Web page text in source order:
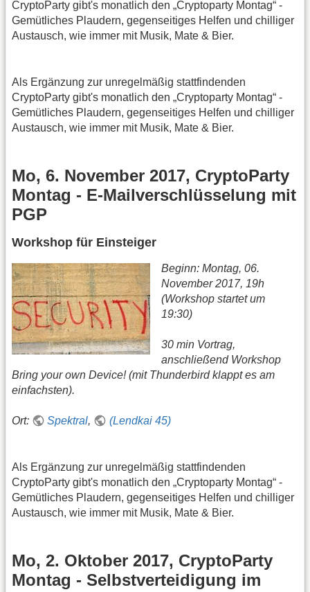
CryptoParty gibt's monatlich den „Cryptoparty Montag“ -
Gemütliches Plaudern, gegenseitiges Helfen und chilliger
Austausch, wie immer mit Musik, Mate & Bier.
Als Ergänzung zur unregelmäßig stattfindenden
CryptoParty gibt's monatlich den „Cryptoparty Montag“ -
Gemütliches Plaudern, gegenseitiges Helfen und chilliger
Austausch, wie immer mit Musik, Mate & Bier.
Mo, 6. November 2017, CryptoParty
Montag - E-Mailverschlüsselung mit
PGP
Workshop für Einsteiger
Beginn: Montag, 06.
November 2017, 19h
(Workshop startet um
19:30)
30 min Vortrag,
anschließend Workshop
Bring your own Device! (mit Thunderbird klappt es am
einfachsten).
Ort: Spektral, (Lendkai 45)
Als Ergänzung zur unregelmäßig stattfindenden
CryptoParty gibt's monatlich den „Cryptoparty Montag“ -
Gemütliches Plaudern, gegenseitiges Helfen und chilliger
Austausch, wie immer mit Musik, Mate & Bier.
Mo, 2. Oktober 2017, CryptoParty
Montag - Selbstverteidigung im